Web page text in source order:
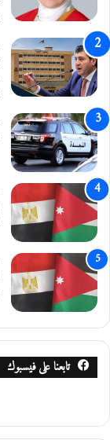
ر
ب
ي
ع
تابعنا على فيسبوك